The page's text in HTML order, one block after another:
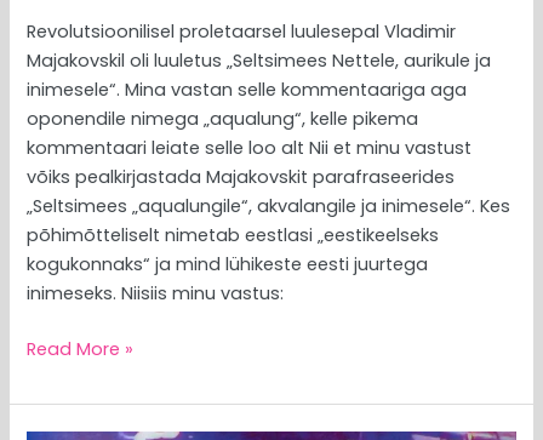
Revolutsioonilisel proletaarsel luulesepal Vladimir
Majakovskil oli luuletus „Seltsimees Nettele, aurikule ja
inimesele“. Mina vastan selle kommentaariga aga
oponendile nimega „aqualung“, kelle pikema
kommentaari leiate selle loo alt Nii et minu vastust
võiks pealkirjastada Majakovskit parafraseerides
„Seltsimees „aqualungile“, akvalangile ja inimesele“. Kes
põhimõtteliselt nimetab eestlasi „eestikeelseks
kogukonnaks“ ja mind lühikeste eesti juurtega
inimeseks. Niisiis minu vastus:
Read More »